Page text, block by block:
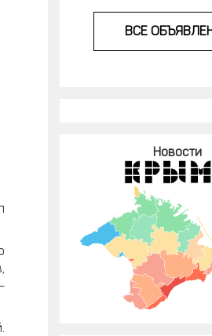
ВСЕ
Новости